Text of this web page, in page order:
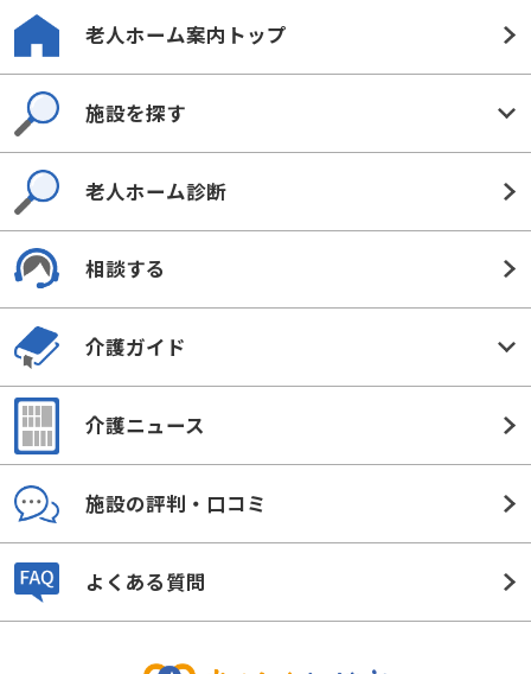
老人ホーム案内トップ
施設を探す
老人ホーム診断
相談する
介護ガイド
介護ニュース
施設の評判・口コミ
よくある質問